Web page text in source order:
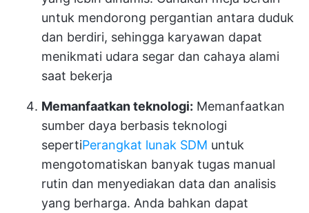
untuk mendorong pergantian antara duduk
dan berdiri, sehingga karyawan dapat
menikmati udara segar dan cahaya alami
saat bekerja
Memanfaatkan teknologi: Memanfaatkan
sumber daya berbasis teknologi
sepertiPerangkat lunak SDM untuk
mengotomatiskan banyak tugas manual
rutin dan menyediakan data dan analisis
yang berharga. Anda bahkan dapat